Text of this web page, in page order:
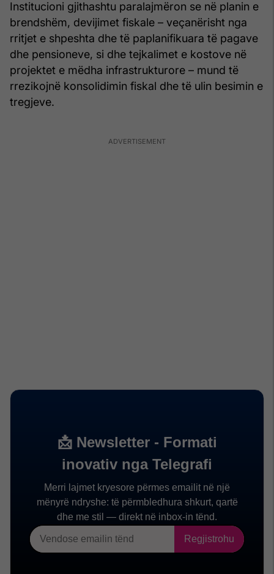
Institucioni gjithashtu paralajmëron se në planin e
brendshëm, devijimet fiskale – veçanërisht nga
rritjet e shpeshta dhe të paplanifikuara të pagave
dhe pensioneve, si dhe tejkalimet e kostove në
projektet e mëdha infrastrukturore – mund të
rrezikojnë konsolidimin fiskal dhe të ulin besimin e
tregjeve.